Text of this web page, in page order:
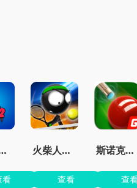
赛2最新版
看
火柴人网球2015
查看
斯诺克明星
查